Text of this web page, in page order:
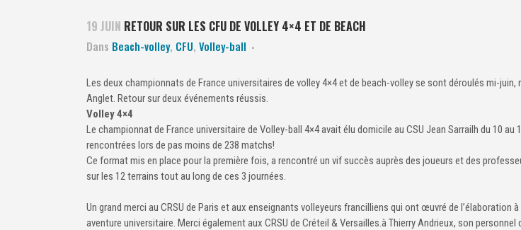
19 JUIN RETOUR SUR LES CFU DE VOLLEY 4×4 ET DE BEACH
Dans Beach-volley, CFU, Volley-ball
Les deux championnats de France universitaires de volley 4×4 et de beach-volley se sont déroulés mi-
Anglet. Retour sur deux événements réussis.
Volley 4×4
Le championnat de France universitaire de Volley-ball 4×4 avait élu domicile au CSU Jean Sarrailh du 10 au
rencontrées lors de pas moins de 238 matchs!
Ce format mis en place pour la première fois, a rencontré un vif succès auprès des joueurs et des
sur les 12 terrains tout au long de ces 3 journées.
Un grand merci au CRSU de Paris et aux enseignants volleyeurs francilliens qui ont œuvré de l’élaboration
aventure universitaire. Merci également aux CRSU de Créteil & Versailles.à Thierry Andrieux, son personnel